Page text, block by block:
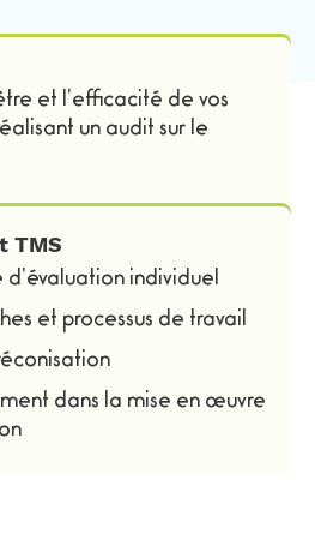
et l’efficacité de vos
un audit sur le
TMS
d’évaluation individuel
et processus de travail
dans la mise en œuvre